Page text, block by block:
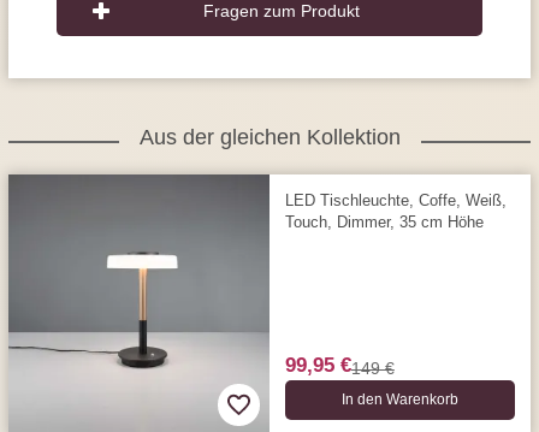
Fragen zum Produkt
Aus der gleichen Kollektion
LED Tischleuchte, Coffe, Weiß,
Touch, Dimmer, 35 cm Höhe
99,95 €149 €
In den Warenkorb